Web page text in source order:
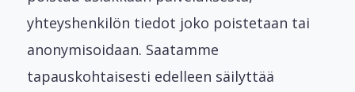
yhteyshenkilön tiedot joko poistetaan tai
anonymisoidaan. Saatamme
tapauskohtaisesti edelleen säilyttää